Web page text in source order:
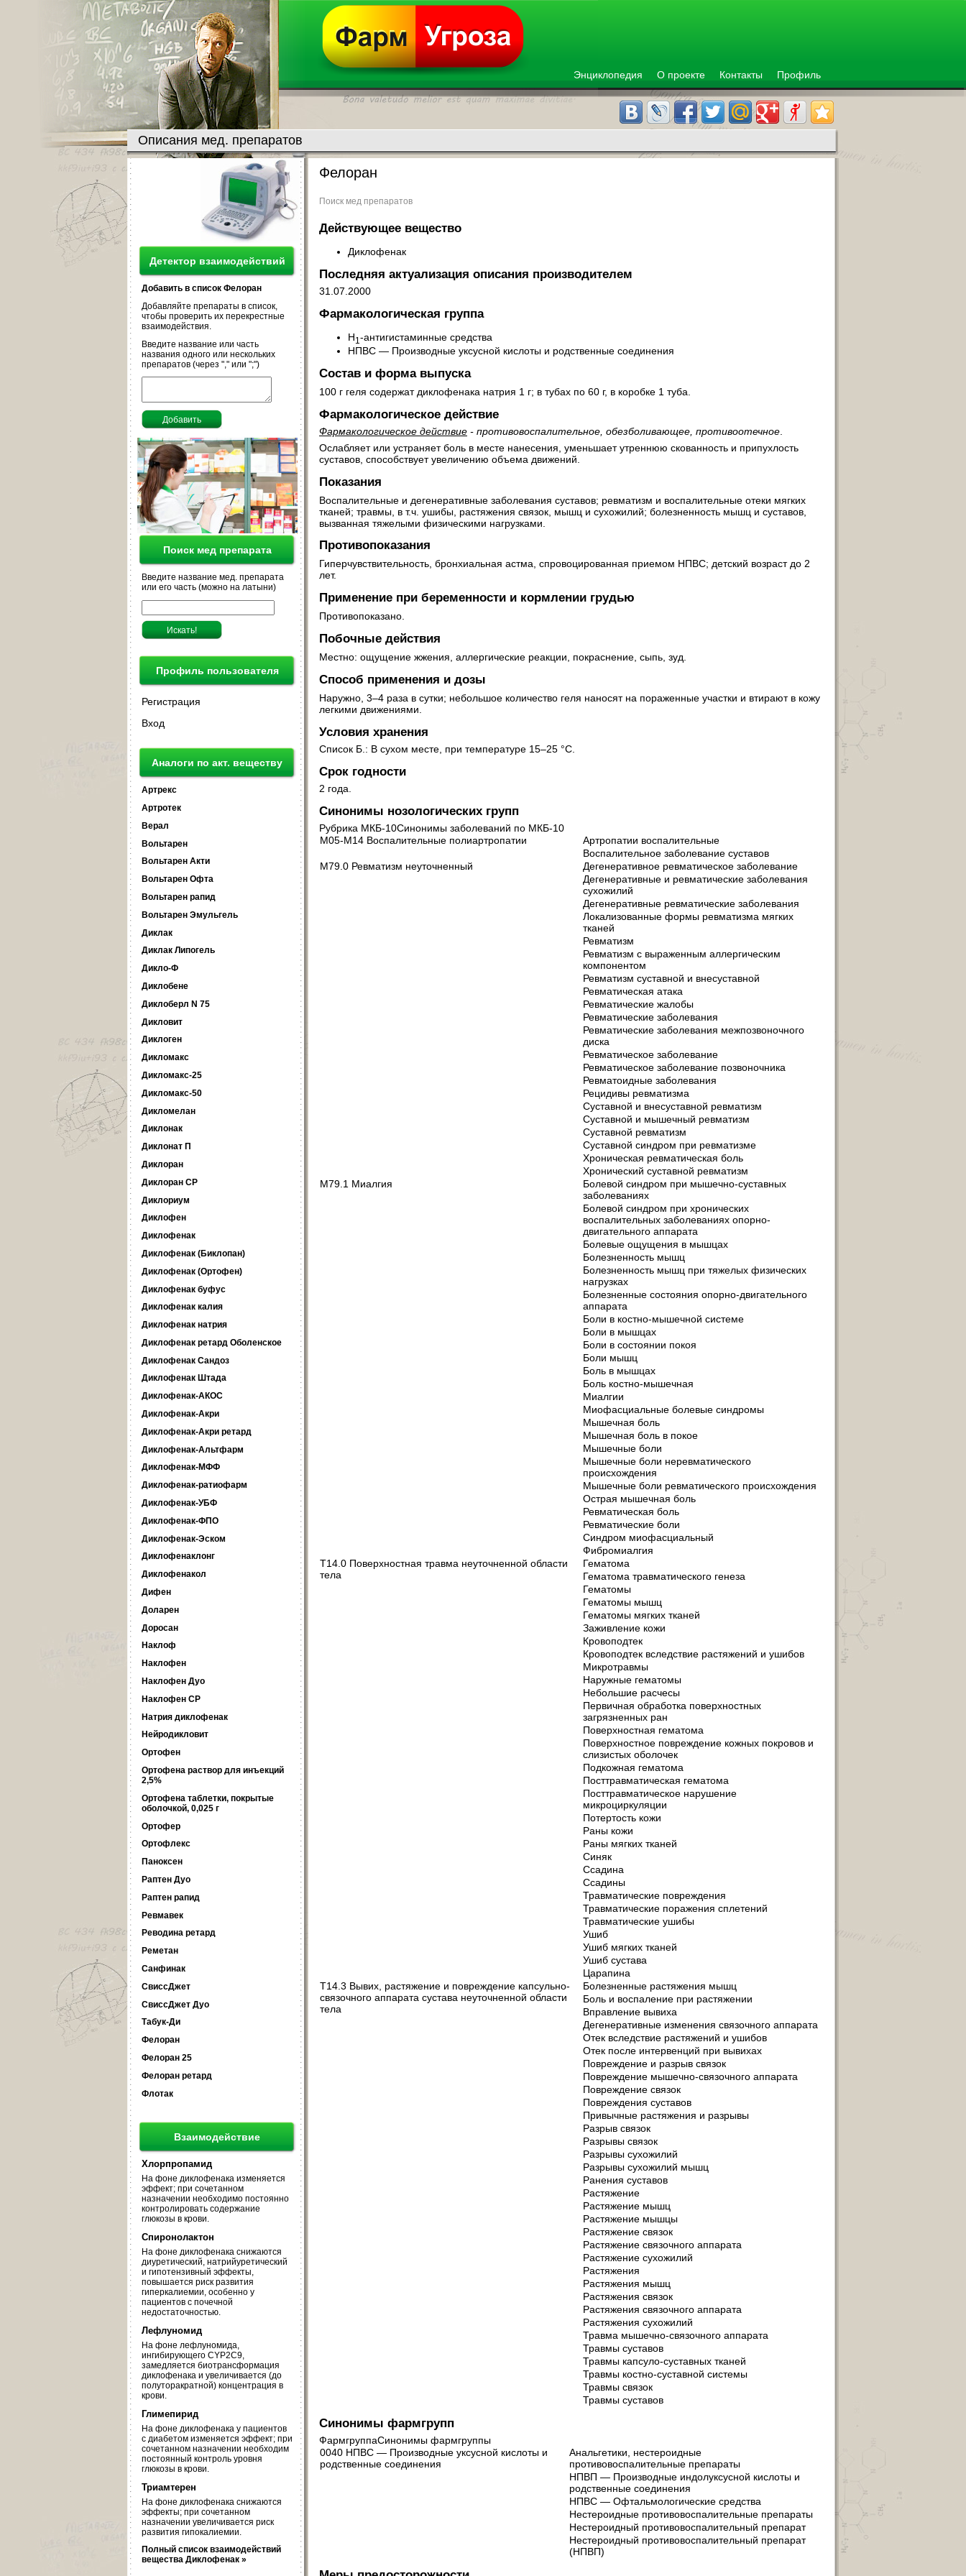
Энциклопедия О проекте Контакты Профиль
Описания мед. препаратов
Детектор взаимодействий
Добавить в список Фелоран
Добавляйте препараты в список,
чтобы проверить их перекрестные
взаимодействия.
Введите название или часть
названия одного или нескольких
препаратов (через "," или ";")
Поиск мед препарата
Введите название мед. препарата
или его часть (можно на латыни)
Профиль пользователя
Регистрация
Вход
Аналоги по акт. веществу
Артрекс
Артротек
Верал
Вольтарен
Вольтарен Акти
Вольтарен Офта
Вольтарен рапид
Вольтарен Эмульгель
Диклак
Диклак Липогель
Дикло-Ф
Диклобене
Диклоберл N 75
Дикловит
Диклоген
Дикломакс
Дикломакс-25
Дикломакс-50
Дикломелан
Диклонак
Диклонат П
Диклоран
Диклоран СР
Диклориум
Диклофен
Диклофенак
Диклофенак (Биклопан)
Диклофенак (Ортофен)
Диклофенак буфус
Диклофенак калия
Диклофенак натрия
Диклофенак ретард Оболенское
Диклофенак Сандоз
Диклофенак Штада
Диклофенак-АКОС
Диклофенак-Акри
Диклофенак-Акри ретард
Диклофенак-Альтфарм
Диклофенак-МФФ
Диклофенак-ратиофарм
Диклофенак-УБФ
Диклофенак-ФПО
Диклофенак-Эском
Диклофенаклонг
Диклофенакол
Дифен
Доларен
Доросан
Наклоф
Наклофен
Наклофен Дуо
Наклофен СР
Натрия диклофенак
Нейродикловит
Ортофен
Ортофена раствор для инъекций
2,5%
Ортофена таблетки, покрытые
оболочкой, 0,025 г
Ортофер
Ортофлекс
Паноксен
Раптен Дуо
Раптен рапид
Ревмавек
Реводина ретард
Реметан
Санфинак
СвиссДжет
СвиссДжет Дуо
Табук-Ди
Фелоран
Фелоран 25
Фелоран ретард
Флотак
Взаимодействие
Хлорпропамид
На фоне диклофенака изменяется
эффект; при сочетанном
назначении необходимо постоянно
контролировать содержание
глюкозы в крови.
Спиронолактон
На фоне диклофенака снижаются
диуретический, натрийуретический
и гипотензивный эффекты,
повышается риск развития
гиперкалиемии, особенно у
пациентов с почечной
недостаточностью.
Лефлуномид
На фоне лефлуномида,
ингибирующего CYP2C9,
замедляется биотрансформация
диклофенака и увеличивается (до
полуторакратной) концентрация в
крови.
Глимепирид
На фоне диклофенака у пациентов
с диабетом изменяется эффект; при
сочетанном назначении необходим
постоянный контроль уровня
глюкозы в крови.
Триамтерен
На фоне диклофенака снижаются
эффекты; при сочетанном
назначении увеличивается риск
развития гипокалиемии.
Полный список взаимодействий
вещества Диклофенак »
Фелоран
Поиск мед препаратов
Действующее вещество
Диклофенак
Последняя актуализация описания производителем
31.07.2000
Фармакологическая группа
H1 -антигистаминные средства
НПВС — Производные уксусной кислоты и родственные соединения
Состав и форма выпуска
100 г геля содержат диклофенака натрия 1 г; в тубах по 60 г, в коробке 1 туба.
Фармакологическое действие
Фармакологическое действие - противовоспалительное, обезболивающее, противоотечное
Ослабляет или устраняет боль в месте нанесения, уменьшает утреннюю скованность и припухлость
суставов, способствует увеличению объема движений.
Показания
Воспалительные и дегенеративные заболевания суставов; ревматизм и воспалительные отеки мягких
тканей; травмы, в т.ч. ушибы, растяжения связок, мышц и сухожилий; болезненность мышц и суставов,
вызванная тяжелыми физическими нагрузками.
Противопоказания
Гиперчувствительность, бронхиальная астма, спровоцированная приемом НПВС; детский возраст до 2
лет.
Применение при беременности и кормлении грудью
Противопоказано.
Побочные действия
Местно: ощущение жжения, аллергические реакции, покраснение, сыпь, зуд.
Способ применения и дозы
Наружно, 3–4 раза в сутки; небольшое количество геля наносят на пораженные участки и втирают в кожу
легкими движениями.
Условия хранения
Список Б.: В сухом месте, при температуре 15–25 °C.
Срок годности
2 года.
Синонимы нозологических групп
Рубрика МКБ-10Синонимы заболеваний по МКБ-10
M05-M14 Воспалительные полиартропатии
Артропатии воспалительные
Воспалительное заболевание суставов
M79.0 Ревматизм неуточненный
Дегенеративное ревматическое заболевание
Дегенеративные и ревматические заболевания
сухожилий
Дегенеративные ревматические заболевания
Локализованные формы ревматизма мягких
тканей
Ревматизм
Ревматизм с выраженным аллергическим
компонентом
Ревматизм суставной и внесуставной
Ревматическая атака
Ревматические жалобы
Ревматические заболевания
Ревматические заболевания межпозвоночного
диска
Ревматическое заболевание
Ревматическое заболевание позвоночника
Ревматоидные заболевания
Рецидивы ревматизма
Суставной и внесуставной ревматизм
Суставной и мышечный ревматизм
Суставной ревматизм
Суставной синдром при ревматизме
Хроническая ревматическая боль
Хронический суставной ревматизм
M79.1 Миалгия
Болевой синдром при мышечно-суставных
заболеваниях
Болевой синдром при хронических
воспалительных заболеваниях опорно-
двигательного аппарата
Болевые ощущения в мышцах
Болезненность мышц
Болезненность мышц при тяжелых физических
нагрузках
Болезненные состояния опорно-двигательного
аппарата
Боли в костно-мышечной системе
Боли в мышцах
Боли в состоянии покоя
Боли мышц
Боль в мышцах
Боль костно-мышечная
Миалгии
Миофасциальные болевые синдромы
Мышечная боль
Мышечная боль в покое
Мышечные боли
Мышечные боли неревматического
происхождения
Мышечные боли ревматического происхождения
Острая мышечная боль
Ревматическая боль
Ревматические боли
Синдром миофасциальный
Фибромиалгия
T14.0 Поверхностная травма неуточненной области
тела
Гематома
Гематома травматического генеза
Гематомы
Гематомы мышц
Гематомы мягких тканей
Заживление кожи
Кровоподтек
Кровоподтек вследствие растяжений и ушибов
Микротравмы
Наружные гематомы
Небольшие расчесы
Первичная обработка поверхностных
загрязненных ран
Поверхностная гематома
Поверхностное повреждение кожных покровов и
слизистых оболочек
Подкожная гематома
Посттравматическая гематома
Посттравматическое нарушение
микроциркуляции
Потертость кожи
Раны кожи
Раны мягких тканей
Синяк
Ссадина
Ссадины
Травматические повреждения
Травматические поражения сплетений
Травматические ушибы
Ушиб
Ушиб мягких тканей
Ушиб сустава
Царапина
T14.3 Вывих, растяжение и повреждение капсульно-
связочного аппарата сустава неуточненной области
тела
Болезненные растяжения мышц
Боль и воспаление при растяжении
Вправление вывиха
Дегенеративные изменения связочного аппарата
Отек вследствие растяжений и ушибов
Отек после интервенций при вывихах
Повреждение и разрыв связок
Повреждение мышечно-связочного аппарата
Повреждение связок
Повреждения суставов
Привычные растяжения и разрывы
Разрыв связок
Разрывы связок
Разрывы сухожилий
Разрывы сухожилий мышц
Ранения суставов
Растяжение
Растяжение мышц
Растяжение мышцы
Растяжение связок
Растяжение связочного аппарата
Растяжение сухожилий
Растяжения
Растяжения мышц
Растяжения связок
Растяжения связочного аппарата
Растяжения сухожилий
Травма мышечно-связочного аппарата
Травмы суставов
Травмы капсуло-суставных тканей
Травмы костно-суставной системы
Травмы связок
Травмы суставов
Синонимы фармгрупп
ФармгруппаСинонимы фармгруппы
0040 НПВС — Производные уксусной кислоты и
родственные соединения
Анальгетики, нестероидные
противовоспалительные препараты
НПВП — Производные индолуксусной кислоты и
родственные соединения
НПВС — Офтальмологические средства
Нестероидные противовоспалительные препараты
Нестероидный противовоспалительный препарат
Нестероидный противовоспалительный препарат
(НПВП)